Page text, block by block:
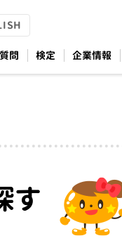
問 検定 企業情報
す